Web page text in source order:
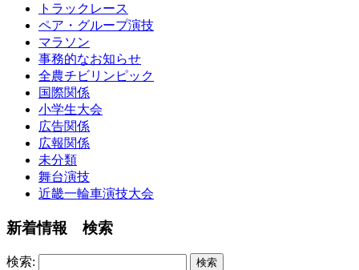
トラックレース
ペア・グループ演技
マラソン
事務的なお知らせ
全農チビリンピック
国際関係
小学生大会
広告関係
広報関係
未分類
舞台演技
近畿一輪車演技大会
新着情報 検索
検索: